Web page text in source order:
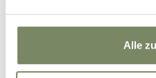
Alle
Verarbeitung der von
personenbezogenen
datenschutzrechtlich
Zweck der